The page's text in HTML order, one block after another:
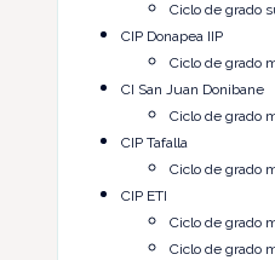
Ciclo de grado
CIP Donapea IIP
Ciclo de grado
CI San Juan Donibane
Ciclo de grado
CIP Tafalla
Ciclo de grado
CIP ETI
Ciclo de grado
Ciclo de grado